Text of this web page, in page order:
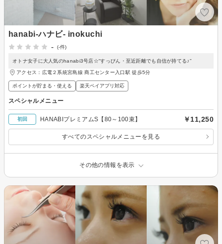
hanabi-ハナビ- inokuchi
-
(-件)
オトナ女子に大人気のhanabi3号店☆“すっぴん・至近距離でも自信が持てる♪”
アクセス：広電２系統宮島線 商工センター入口駅 徒歩5分
ポイントが貯まる・使える 楽天ペイアプリ対応
スペシャルメニュー
初回 HANABIプレミアムS【80～100束】 ￥11,250
すべてのスペシャルメニューを見る
その他の情報を表示